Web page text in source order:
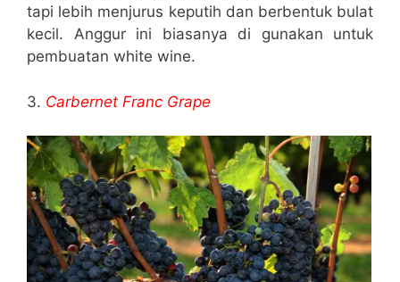
tapi lebih menjurus keputih dan berbentuk bulat
kecil. Anggur ini biasanya di gunakan untuk
pembuatan white wine.
3. Carbernet Franc Grape